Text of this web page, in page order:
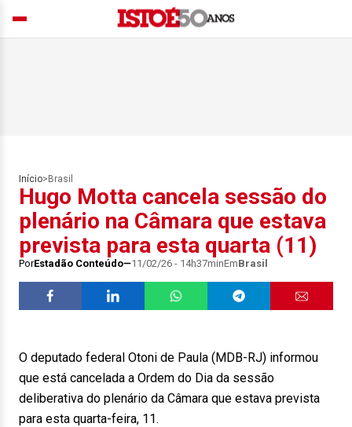
Início> Brasil
Hugo Motta cancela sessão do
plenário na Câmara que estava
prevista para esta quarta (11)
PorEstadão Conteúdo 11/02/26 - 14h37minEmBrasil
O deputado federal Otoni de Paula (MDB-RJ) informou
que está cancelada a Ordem do Dia da sessão
deliberativa do plenário da Câmara que estava prevista
para esta quarta-feira, 11.